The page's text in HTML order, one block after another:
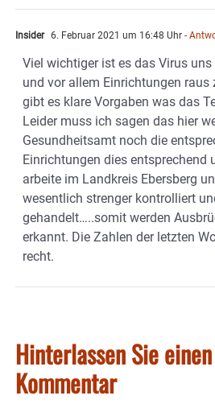
Insider 6. Februar 2021 um 16:48 Uhr -
Viel wichtiger ist es das Virus
und vor allem Einrichtungen raus
gibt es klare Vorgaben was das
Leider muss ich sagen das hier
Gesundheitsamt noch die
Einrichtungen dies entsprechend
arbeite im Landkreis Ebersberg
wesentlich strenger kontrolliert
gehandelt…..somit werden
erkannt. Die Zahlen der letzten
recht.
Hinterlassen Sie einen
Kommentar